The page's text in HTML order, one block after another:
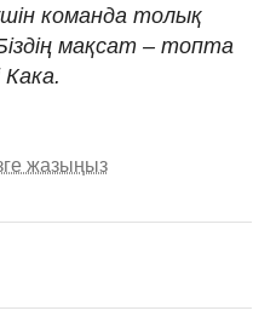
команда толық
мақсат – топта
Кака.
жазыңыз